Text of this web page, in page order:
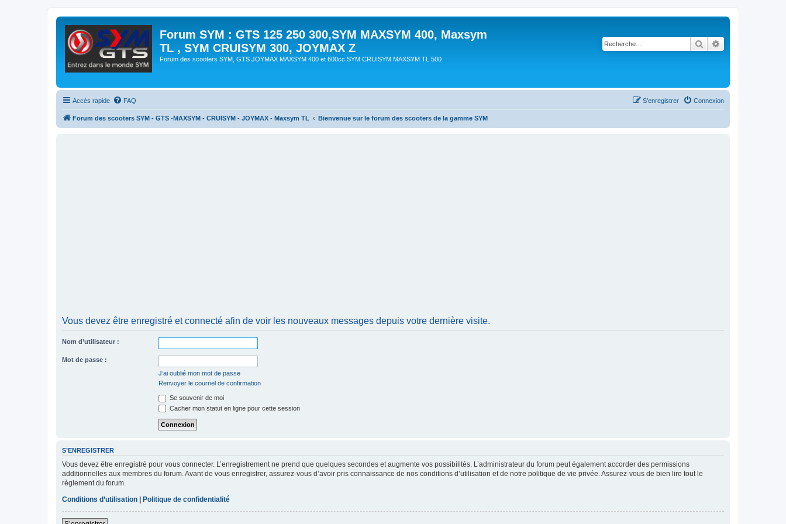
Forum SYM : GTS 125 250 300,SYM MAXSYM 400, Maxsym
TL , SYM CRUISYM 300, JOYMAX Z
Forum des scooters SYM, GTS JOYMAX MAXSYM 400 et 600cc SYM CRUISYM MAXSYM TL 500
Rechercher
Accès rapide FAQ Connexion
S’enregistrer
Forum des scooters SYM - GTS -MAXSYM - CRUISYM - JOYMAX - Maxsym TL Bienvenue sur le forum des scooters de la gamme SYM
Vous devez être enregistré et connecté afin de voir les nouveaux messages depuis votre dernière visite.
Nom d’utilisateur :
Mot de passe :
J’ai oublié mon mot de passe
Renvoyer le courriel de confirmation
Se souvenir de moi
Cacher mon statut en ligne pour cette session
S’ENREGISTRER
Vous devez être enregistré pour vous connecter. L’enregistrement ne prend que quelques secondes et augmente vos possibilités. L’administrateur du forum peut également accorder des permissions
additionnelles aux membres du forum. Avant de vous enregistrer, assurez-vous d’avoir pris connaissance de nos conditions d’utilisation et de notre politique de vie privée. Assurez-vous de bien lire tout le
règlement du forum.
Conditions d’utilisation | Politique de confidentialité